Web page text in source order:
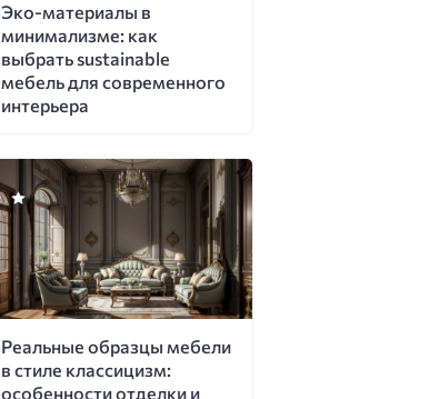
Эко-материалы в
минимализме: как
выбрать sustainable
мебель для современного
интерьера
Реальные образцы мебели
в стиле классицизм:
особенности отделки и